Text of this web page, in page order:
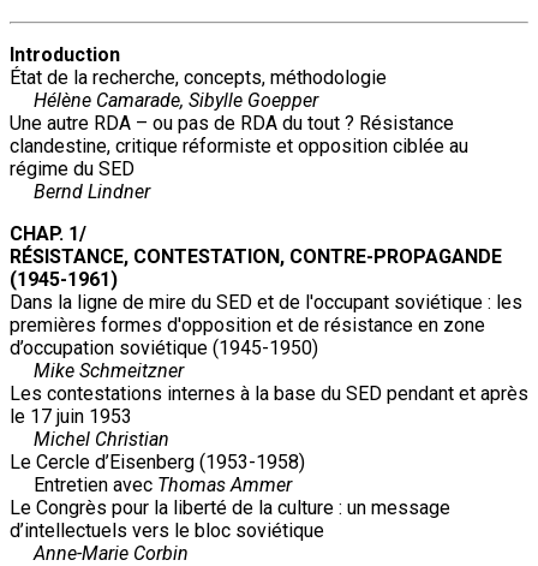
Introduction
État de la recherche, concepts, méthodologie
Hélène Camarade, Sibylle Goepper
Une autre RDA – ou pas de RDA du tout ? Résistance
clandestine, critique réformiste et opposition ciblée au
régime du SED
Bernd Lindner
CHAP. 1/
RÉSISTANCE, CONTESTATION, CONTRE-PROPAGANDE
(1945-1961)
Dans la ligne de mire du SED et de l'occupant soviétique : les
premières formes d'opposition et de résistance en zone
d’occupation soviétique (1945-1950)
Mike Schmeitzner
Les contestations internes à la base du SED pendant et après
le 17 juin 1953
Michel Christian
Le Cercle d’Eisenberg (1953-1958)
Entretien avec Thomas Ammer
Le Congrès pour la liberté de la culture : un message
d’intellectuels vers le bloc soviétique
Anne-Marie Corbin